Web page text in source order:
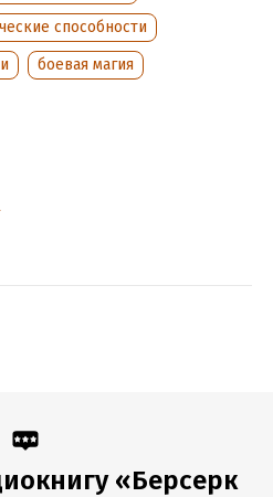
способности
боевая магия
«Берсерк